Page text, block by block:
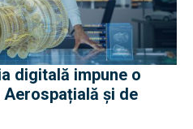
digitală impune o
și de